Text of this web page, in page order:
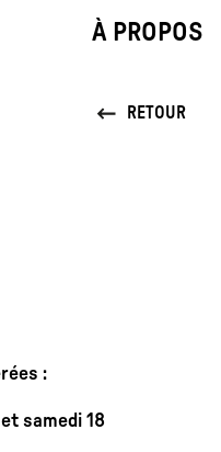
À PROPOS
RETOUR
:
samedi 18